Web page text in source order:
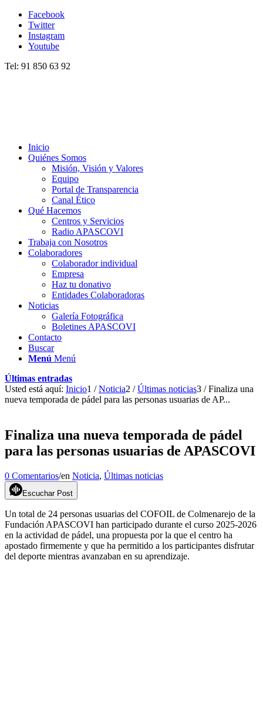
Facebook
Twitter
Instagram
Youtube
Tel: 91 850 63 92
Inicio
Quiénes Somos
Misión, Visión y Valores
Equipo
Portal de Transparencia
Canal Ético
Qué Hacemos
Centros y Servicios
Radio APASCOVI
Trabaja con Nosotros
Colaboradores
Colaborador individual
Empresa
Haz tu donativo
Entidades Colaboradoras
Noticias
Galería Fotográfica
Boletines APASCOVI
Contacto
Buscar
Menú Menú
Últimas entradas
Usted está aquí: Inicio1 / Noticia2 / Últimas noticias3 / Finaliza una
nueva temporada de pádel para las personas usuarias de AP...
Finaliza una nueva temporada de pádel
para las personas usuarias de APASCOVI
0 Comentarios/en Noticia, Últimas noticias
Escuchar Post
Un total de 24 personas usuarias del COFOIL de Colmenarejo de la
Fundación APASCOVI han participado durante el curso 2025-2026
en la actividad de pádel, una propuesta por la que el centro ha
apostado firmemente y que ha permitido a los participantes disfrutar
del deporte mientras avanzaban en su aprendizaje.